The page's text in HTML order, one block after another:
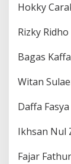
Hokky
Rizky Ridho
Bagas Kaffa
Witan
Daffa Fasya
Ikhsan Nul
Fajar